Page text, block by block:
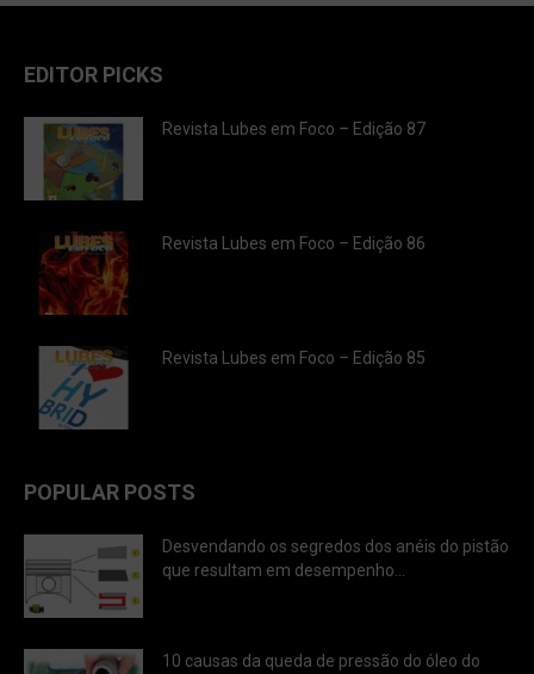
EDITOR PICKS
Revista Lubes em Foco – Edição 87
Revista Lubes em Foco – Edição 86
Revista Lubes em Foco – Edição 85
POPULAR POSTS
Desvendando os segredos dos anéis do pistão
que resultam em desempenho...
10 causas da queda de pressão do óleo do